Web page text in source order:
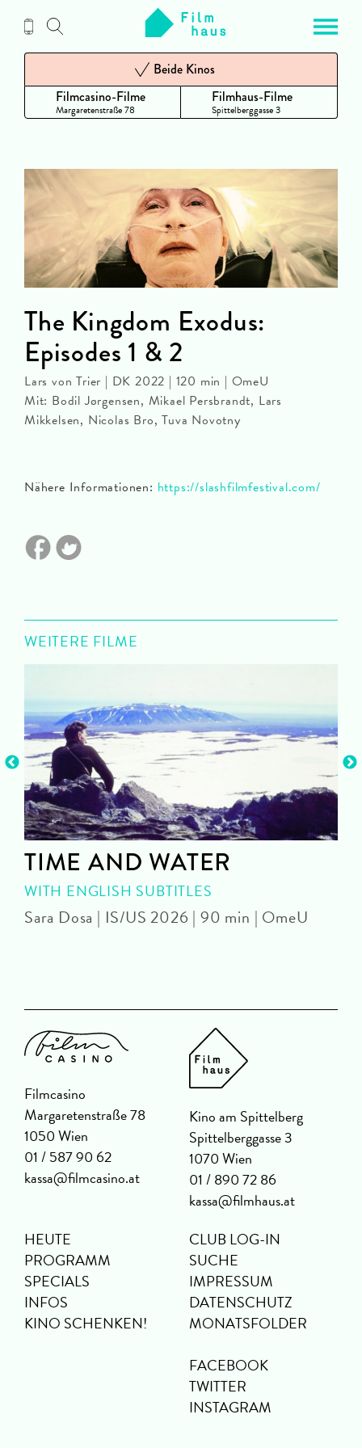
Inhalt
Filmcasino-Filme
Margaretenstraße 78
Beide Kinos
Filmhaus-Filme
Spittelberggasse 3
Nähere Informationen: https://slashfilmfestival.com/
The Kingdom Exodus:
Episodes 1 & 2
Lars von Trier | DK 2022 | 120 min | OmeU
Mit: Bodil Jørgensen, Mikael Persbrandt, Lars
Mikkelsen, Nicolas Bro, Tuva Novotny
WEITERE FILME
TIME AND WATER
WITH ENGLISH SUBTITLES
Sara Dosa | IS/US 2026 | 90 min | OmeU
Filmcasino
Margaretenstraße 78
1050 Wien
01 / 587 90 62
kassa@filmcasino.at
Kino am Spittelberg
Spittelberggasse 3
1070 Wien
01 / 890 72 86
kassa@filmhaus.at
HEUTE
PROGRAMM
SPECIALS
INFOS
KINO SCHENKEN!
CLUB LOG-IN
SUCHE
IMPRESSUM
DATENSCHUTZ
MONATSFOLDER
FACEBOOK
TWITTER
INSTAGRAM